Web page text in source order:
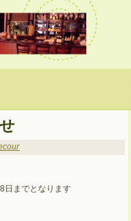
日までとなります